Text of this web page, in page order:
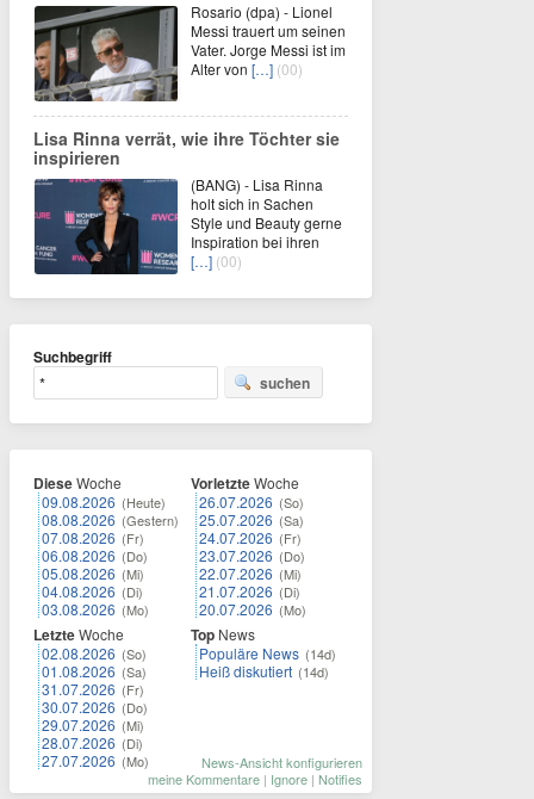
Rosario (dpa) - Lionel
Messi trauert um seinen
Vater. Jorge Messi ist im
Alter von […] (00)
Lisa Rinna verrät, wie ihre Töchter sie
inspirieren
(BANG) - Lisa Rinna
holt sich in Sachen
Style und Beauty gerne
Inspiration bei ihren
[…] (00)
Suchbegriff
suchen
DieseWoche
09.08.2026 (Heute)
08.08.2026 (Gestern)
07.08.2026 (Fr)
06.08.2026 (Do)
05.08.2026 (Mi)
04.08.2026 (Di)
03.08.2026 (Mo)
LetzteWoche
02.08.2026 (So)
01.08.2026 (Sa)
31.07.2026 (Fr)
30.07.2026 (Do)
29.07.2026 (Mi)
28.07.2026 (Di)
27.07.2026 (Mo)
VorletzteWoche
26.07.2026 (So)
25.07.2026 (Sa)
24.07.2026 (Fr)
23.07.2026 (Do)
22.07.2026 (Mi)
21.07.2026 (Di)
20.07.2026 (Mo)
Top News
Populäre News (14d)
Heiß diskutiert (14d)
News-Ansicht konfigurieren
meine Kommentare | Ignore | Notifies